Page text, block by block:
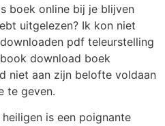
boek online bij je blijven
uitgelezen? Ik kon niet
pdf teleurstelling
download boek
niet aan zijn belofte voldaan
te geven.
is een poignante